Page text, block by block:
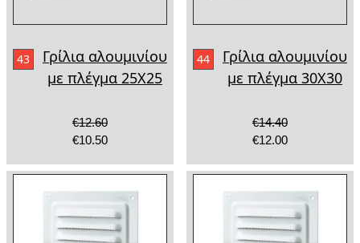
43
Γρίλια αλουμινίου
με πλέγμα 25Χ25
€12.60
€10.50
44
Γρίλια αλουμινίου
με πλέγμα 30Χ30
€14.40
€12.00